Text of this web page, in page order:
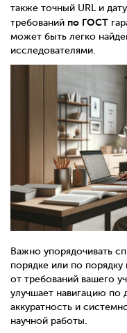
также точный URL и
требований по ГОСТ
может быть легко
исследователями.
Важно упорядочивать
порядке или по порядку
от требований вашего
улучшает навигацию по
аккуратность и
научной работы.